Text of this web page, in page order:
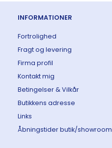
INFORMATIONER
Fortrolighed
Fragt og levering
Firma profil
Kontakt mig
Betingelser & Vilkår
Butikkens adresse
Links
Åbningstider butik/showroom